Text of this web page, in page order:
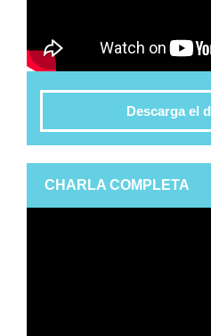
Descarga el
CHARLA COMPLETA